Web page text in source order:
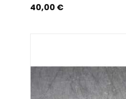
Prix
40,00 €